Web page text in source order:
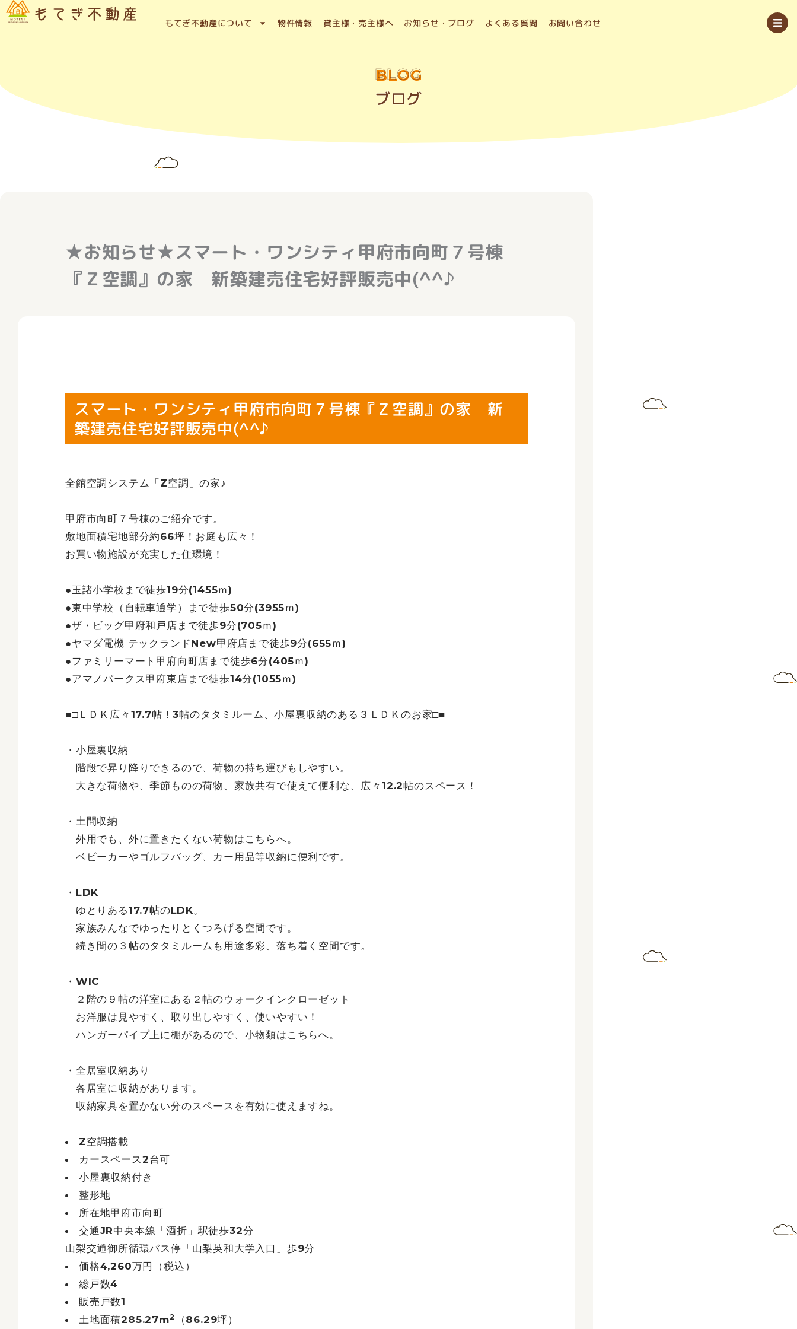
内
容
プ
もてぎ不動産について 物件情報 貸主様・売主様へ お知らせ・ブログ よくある質問 お問い合わせ
BLOG
ブログ
★お知らせ★スマート・ワンシティ甲府市向町７号棟
『Ｚ空調』の家 新築建売住宅好評販売中(^^♪
スマート・ワンシティ甲府市向町７号棟『Ｚ空調』の家 新
築建売住宅好評販売中(^^♪
全館空調システム「Z空調」の家♪
甲府市向町７号棟のご紹介です。
敷地面積宅地部分約66坪！お庭も広々！
お買い物施設が充実した住環境！
●玉諸小学校まで徒歩19分(1455ｍ)
●東中学校（自転車通学）まで徒歩50分(3955ｍ)
●ザ・ビッグ甲府和戸店まで徒歩9分(705ｍ)
●ヤマダ電機 テックランドNew甲府店まで徒歩9分(655ｍ)
●ファミリーマート甲府向町店まで徒歩6分(405ｍ)
●アマノパークス甲府東店まで徒歩14分(1055ｍ)
■□ＬＤＫ広々17.7帖！3帖のタタミルーム、小屋裏収納のある３ＬＤＫのお家□■
・小屋裏収納
階段で昇り降りできるので、荷物の持ち運びもしやすい。
大きな荷物や、季節ものの荷物、家族共有で使えて便利な、広々12.2帖のスペース！
・土間収納
外用でも、外に置きたくない荷物はこちらへ。
ベビーカーやゴルフバッグ、カー用品等収納に便利です。
・LDK
ゆとりある17.7帖のLDK。
家族みんなでゆったりとくつろげる空間です。
続き間の３帖のタタミルームも用途多彩、落ち着く空間です。
・WIC
２階の９帖の洋室にある２帖のウォークインクローゼット
お洋服は見やすく、取り出しやすく、使いやすい！
ハンガーパイプ上に棚があるので、小物類はこちらへ。
・全居室収納あり
各居室に収納があります。
収納家具を置かない分のスペースを有効に使えますね。
Z空調搭載
カースペース2台可
小屋裏収納付き
整形地
所在地甲府市向町
交通JR中央本線「酒折」駅徒歩32分
山梨交通御所循環バス停「山梨英和大学入口」歩9分
価格4,260万円（税込）
総戸数4
販売戸数1
土地面積285.27m2 （86.29坪）